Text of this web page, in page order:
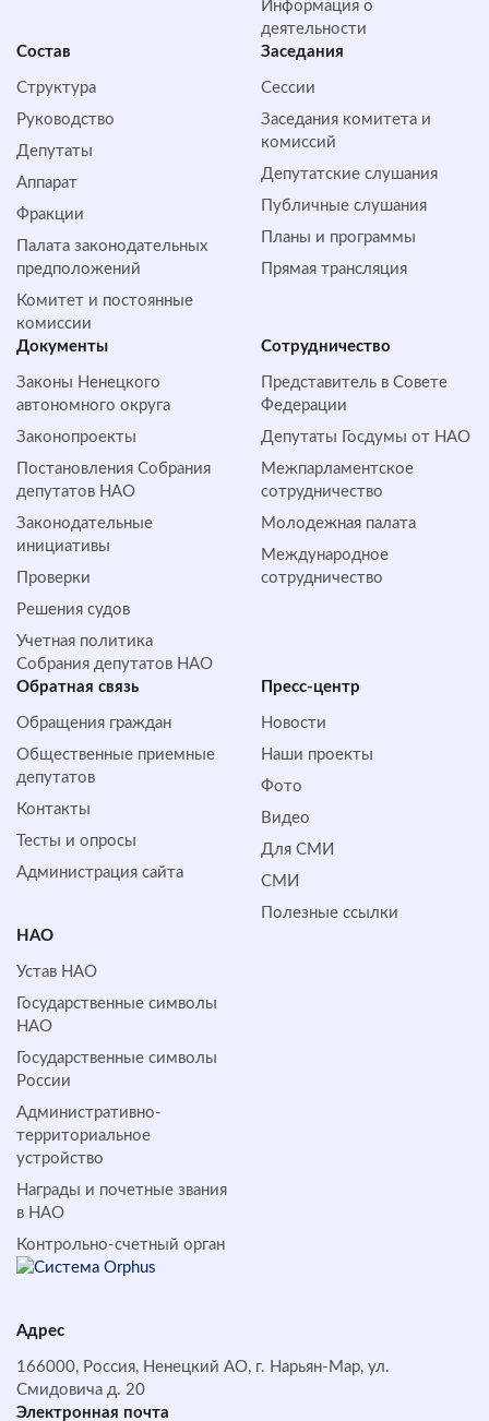
Информация о
деятельности
Состав
Структура
Руководство
Депутаты
Аппарат
Фракции
Палата законодательных
предположений
Комитет и постоянные
комиссии
Заседания
Сессии
Заседания комитета и
комиссий
Депутатские слушания
Публичные слушания
Планы и программы
Прямая трансляция
Документы
Законы Ненецкого
автономного округа
Законопроекты
Постановления Собрания
депутатов НАО
Законодательные
инициативы
Проверки
Решения судов
Учетная политика
Собрания депутатов НАО
Сотрудничество
Представитель в Совете
Федерации
Депутаты Госдумы от НАО
Межпарламентское
сотрудничество
Молодежная палата
Международное
сотрудничество
Обратная cвязь
Обращения граждан
Общественные приемные
депутатов
Контакты
Тесты и опросы
Администрация сайта
Пресс-центр
Новости
Наши проекты
Фото
Видео
Для СМИ
СМИ
Полезные ссылки
НАО
Устав НАО
Государственные символы
НАО
Государственные символы
России
Административно-
территориальное
устройство
Награды и почетные звания
в НАО
Контрольно-счетный орган
Адрес
166000, Россия, Ненецкий АО, г. Нарьян-Мар, ул.
Смидовича д. 20
Электронная почта